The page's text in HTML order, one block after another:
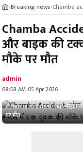
›Breaking news›Chamba
Chamba
और बाइक की
मौके पर मौत
admin
08:58 AM 05 Apr 2026
Chamba Accident: चंबा-साहो
पर मौत